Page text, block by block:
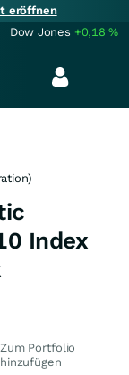
eröffnen
Dow Jones +0,18%
Index
Zum Portfolio
hinzufügen